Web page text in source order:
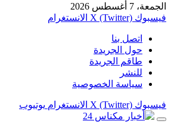
الجمعة، 7 أغسطس 2026
فيسبوك X (Twitter) الانستغرام
اتصل بنا
حول الجريدة
طاقم الجريدة
للنشر
سياسة الخصوصية
فيسبوك X (Twitter) الانستغرام يوتيوب